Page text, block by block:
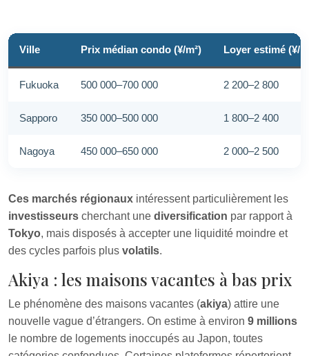
Ville Prix médian condo (¥/m²) Loyer estimé (¥/
Fukuoka 500 000–700 000 2 200–2 800
Sapporo 350 000–500 000 1 800–2 400
Nagoya 450 000–650 000 2 000–2 500
Ces marchés régionaux intéressent particulièrement les
investisseurs cherchant une diversification par rapport à
Tokyo, mais disposés à accepter une liquidité moindre et
des cycles parfois plus volatils.
Akiya : les maisons vacantes à bas prix
Le phénomène des maisons vacantes (akiya) attire une
nouvelle vague d’étrangers. On estime à environ 9 millions
le nombre de logements inoccupés au Japon, toutes